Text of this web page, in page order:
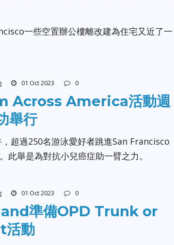
一些空置辦公樓離改建為住宅又近了一
01 Oct 2023 0
Across America活動週
舉行
超過250名游泳愛好者跳進San Francisco
此舉是為對抗小兒癌症助一臂之力。
01 Oct 2023 0
準備OPD Trunk or
活動